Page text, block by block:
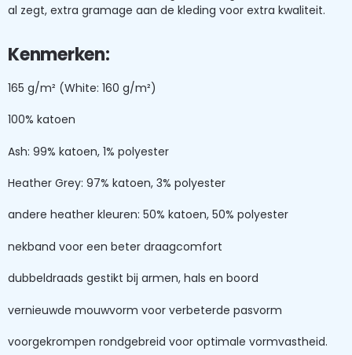
al zegt, extra gramage aan de kleding voor extra kwaliteit.
Kenmerken:
165 g/m² (White: 160 g/m²)
100% katoen
Ash: 99% katoen, 1% polyester
Heather Grey: 97% katoen, 3% polyester
andere heather kleuren: 50% katoen, 50% polyester
nekband voor een beter draagcomfort
dubbeldraads gestikt bij armen, hals en boord
vernieuwde mouwvorm voor verbeterde pasvorm
voorgekrompen rondgebreid voor optimale vormvastheid.